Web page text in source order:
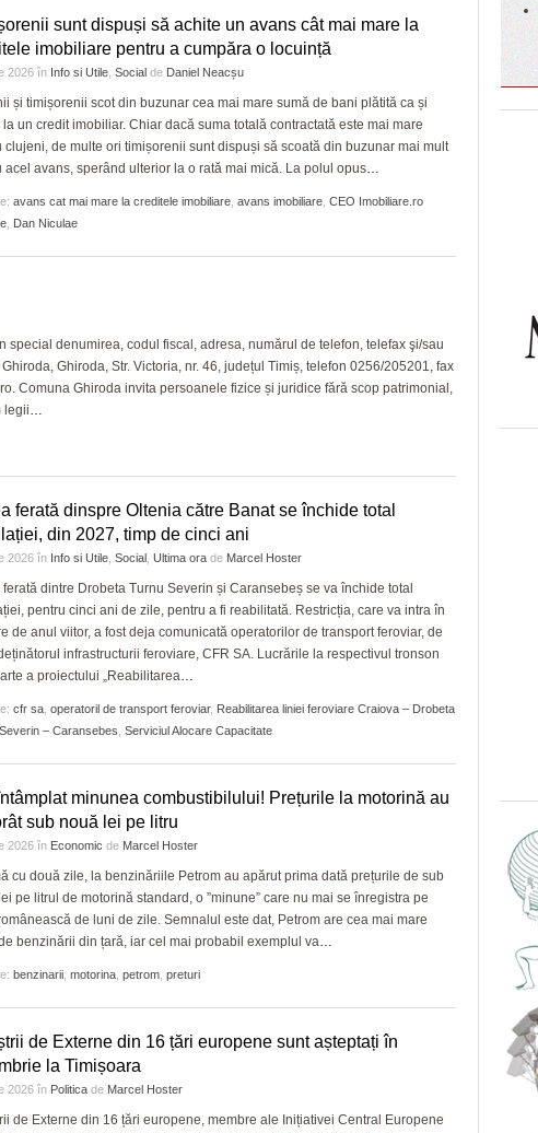
sunt dispuși să achite un avans cât mai mare la
imobiliare pentru a cumpăra o locuință
2026 în Info si Utile Social de Daniel Neacșu
și timișorenii scot din buzunar cea mai mare sumă de bani plătită ca și
la un credit imobiliar. Chiar dacă suma totală contractată este mai mare
clujeni, de multe ori timișorenii sunt dispuși să scoată din buzunar mai mult
acel avans, sperând ulterior la o rată mai mică. La polul opus…
avans cat mai mare la creditele imobiliare avans imobiliare CEO Imobiliare.ro
Dan Niculae
special denumirea, codul fiscal, adresa, numărul de telefon, telefax şi/sau
Ghiroda, Str. Victoria, nr. 46, județul Timiș, telefon 0256/205201, fax
Comuna Ghiroda invita persoanele fizice și juridice fără scop patrimonial,
legii…
ferată dinspre Oltenia către Banat se închide total
din 2027, timp de cinci ani
2026 în Info si Utile Social Ultima ora de Marcel Hoster
dintre Drobeta Turnu Severin și Caransebeș se va închide total
pentru cinci ani de zile, pentru a fi reabilitată. Restricția, care va intra în
de anul viitor, a fost deja comunicată operatorilor de transport feroviar, de
infrastructurii feroviare, CFR SA. Lucrările la respectivul tronson
a proiectului „Reabilitarea…
cfr sa operatoril de transport feroviar, Reabilitarea liniei feroviare Craiova – Drobeta
– Caransebes Serviciul Alocare Capacitate
minunea combustibilului! Prețurile la motorină au
sub nouă lei pe litru
2026 în Economic de Marcel Hoster
cu două zile, la benzinăriile Petrom au apărut prima dată prețurile de sub
pe litrul de motorină standard, o ”minune” care nu mai se înregistra pe
de luni de zile. Semnalul este dat, Petrom are cea mai mare
benzinării din țară, iar cel mai probabil exemplul va…
benzinarii motorina petrom preturi
de Externe din 16 țări europene sunt așteptați în
la Timișoara
2026 în Politica de Marcel Hoster
de Externe din 16 țări europene, membre ale Inițiativei Central Europene